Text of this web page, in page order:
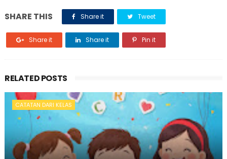
SHARE THIS Share it Tweet
Share it Share it Pin it
RELATED POSTS
CATATAN DARI KELAS